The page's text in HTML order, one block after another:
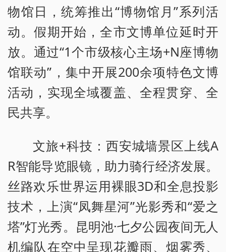
物馆日，统筹推出“博物馆月”系列活
动。假期开始，全市文博单位延时开
放。通过“1个市级核心主场+N座博物
馆联动”，集中开展200余项特色文博
活动，实现全域覆盖、全程贯穿、全
民共享。
文旅+科技：西安城墙景区上线A
R智能导览眼镜，助力骑行经济发展。
丝路欢乐世界运用裸眼3D和全息投影
技术，上演“凤舞星河”光影秀和“爱之
塔”灯光秀。昆明池·七夕公园夜间无人
机编队在空中呈现花瓣雨、烟雾秀、